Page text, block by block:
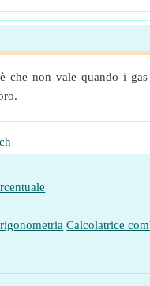
non vale quando i
Calcolatrice